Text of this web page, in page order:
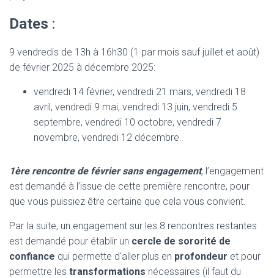
Dates :
9 vendredis de 13h à 16h30 (1 par mois sauf juillet et août)
de février 2025 à décembre 2025:
vendredi 14 février, vendredi 21 mars, vendredi 18
avril, vendredi 9 mai, vendredi 13 juin, vendredi 5
septembre, vendredi 10 octobre, vendredi 7
novembre, vendredi 12 décembre.
1ère rencontre de février sans engagement, l’engagement
est demandé à l’issue de cette première rencontre, pour
que vous puissiez être certaine que cela vous convient.
Par la suite, un engagement sur les 8 rencontres restantes
est demandé pour établir un cercle de sororité de
confiance qui permette d’aller plus en profondeur et pour
permettre les transformations nécessaires (il faut du